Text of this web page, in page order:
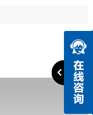
手机边框高光机 成功